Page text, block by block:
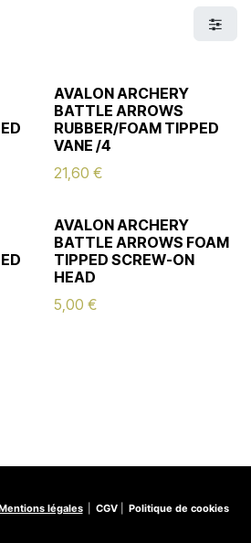
AVALON ARCHERY
BATTLE ARROWS
RUBBER/FOAM TIPPED
VANE /4
21,60 €
AVALON ARCHERY
BATTLE ARROWS FOAM
TIPPED SCREW-ON
HEAD
5,00 €
légales CGV Politique de cookies